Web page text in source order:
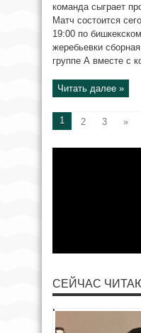
команда сыграет
Матч состоится
19:00 по
жеребьевки
группе А вместе с
Читать далее »
1 2 3 »
СЕЙЧАС